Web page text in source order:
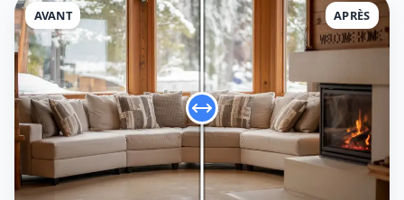
AVANT APRÈS